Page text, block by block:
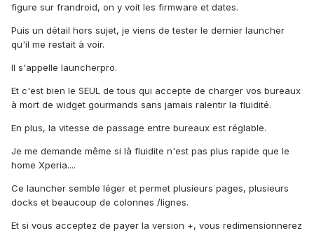
figure sur frandroid, on y voit les firmware et dates.
Puis un détail hors sujet, je viens de tester le dernier launcher
qu'il me restait à voir.
Il s'appelle launcherpro.
Et c'est bien le SEUL de tous qui accepte de charger vos bureaux
à mort de widget gourmands sans jamais ralentir la fluidité.
En plus, la vitesse de passage entre bureaux est réglable.
Je me demande même si là fluidite n'est pas plus rapide que le
home Xperia....
Ce launcher semble léger et permet plusieurs pages, plusieurs
docks et beaucoup de colonnes /lignes.
Et si vous acceptez de payer la version +, vous redimensionnerez